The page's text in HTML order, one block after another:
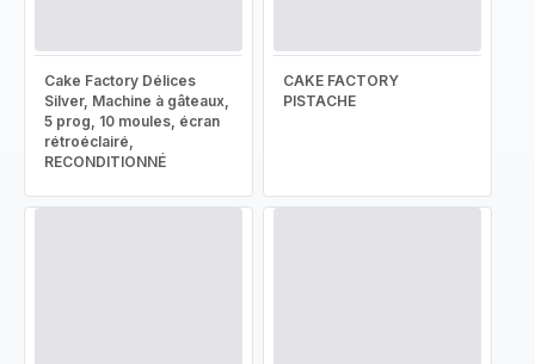
Cake Factory Délices
Silver, Machine à gâteaux,
5 prog, 10 moules, écran
rétroéclairé,
RECONDITIONNÉ
CAKE FACTORY
PISTACHE